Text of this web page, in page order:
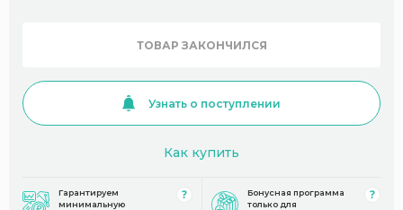
ТОВАР ЗАКОНЧИЛСЯ
Узнать о поступлении
Как купить
Гарантируем
минимальную
Бонусная программа
только для